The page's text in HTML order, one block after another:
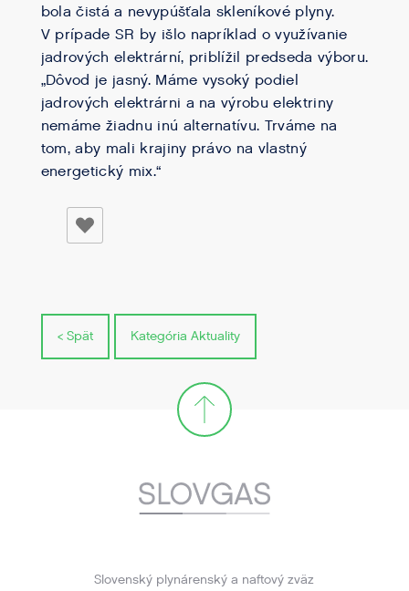
bola čistá a nevypúšťala skleníkové plyny.
V prípade SR by išlo napríklad o využívanie
jadrových elektrární, priblížil predseda výboru.
„Dôvod je jasný. Máme vysoký podiel
jadrových elektrárni a na výrobu elektriny
nemáme žiadnu inú alternatívu. Trváme na
tom, aby mali krajiny právo na vlastný
energetický mix.“
< Spät Kategória Aktuality
Slovenský plynárenský a naftový zväz